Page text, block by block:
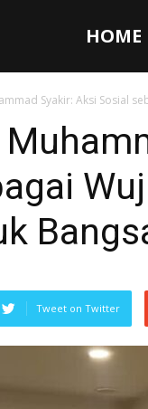
HOME
Syakir: Aksi Sosial
Tweet on Twitter